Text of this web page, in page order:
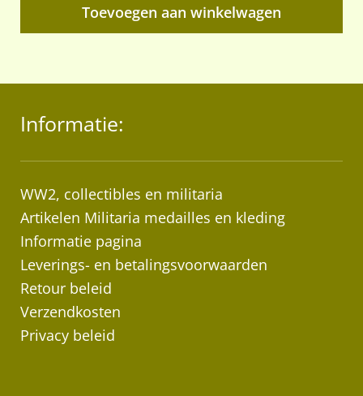
Toevoegen aan winkelwagen
Informatie:
WW2, collectibles en militaria
Artikelen Militaria medailles en kleding
Informatie pagina
Leverings- en betalingsvoorwaarden
Retour beleid
Verzendkosten
Privacy beleid